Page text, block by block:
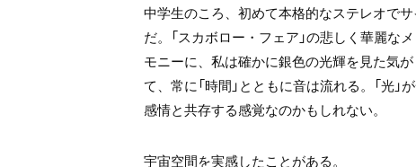
中学生のころ、初めて本格的なステレオで
だ。 「スカボロー・フェア」の悲しく華麗なメ
モニーに、 私は確かに銀色の光輝を見た気が
て、常に「時間」とともに音は流れる。 「光」
感情と共存する感覚なのかもしれない。
宇宙空間を実感したことがある。